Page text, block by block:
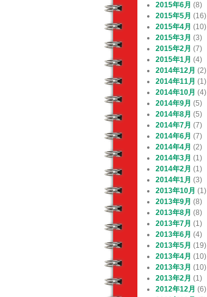
2015年6月 (8)
2015年5月 (16)
2015年4月 (10)
2015年3月 (3)
2015年2月 (7)
2015年1月 (4)
2014年12月 (2)
2014年11月 (1)
2014年10月 (4)
2014年9月 (5)
2014年8月 (5)
2014年7月 (7)
2014年6月 (7)
2014年4月 (2)
2014年3月 (1)
2014年2月 (1)
2014年1月 (3)
2013年10月 (1)
2013年9月 (8)
2013年8月 (8)
2013年7月 (1)
2013年6月 (4)
2013年5月 (19)
2013年4月 (10)
2013年3月 (10)
2013年2月 (1)
2012年12月 (6)